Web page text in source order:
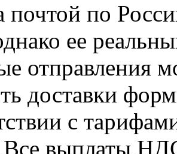
почтой по
ее
отправления
доставки
с
выплаты